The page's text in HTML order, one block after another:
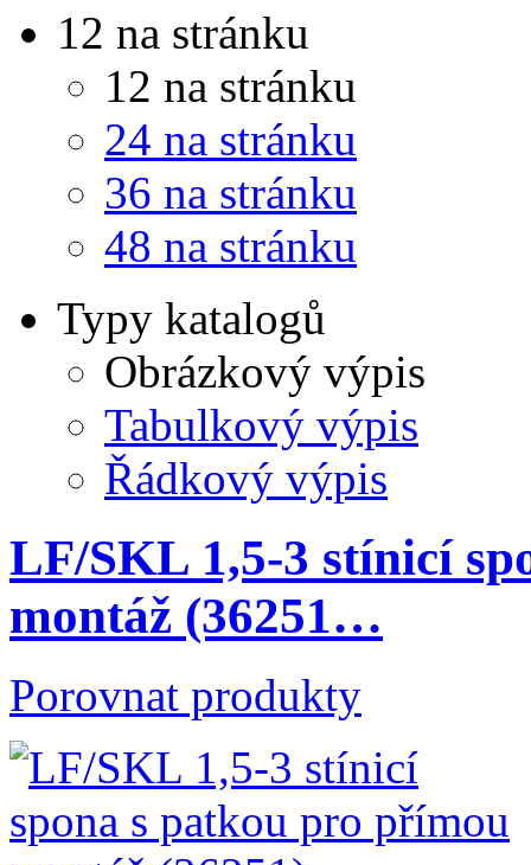
12 na stránku
12 na stránku
24 na stránku
36 na stránku
48 na stránku
Typy katalogů
Obrázkový výpis
Tabulkový výpis
Řádkový výpis
LF/SKL 1,5-3 stínicí
montáž (36251…
Porovnat produkty